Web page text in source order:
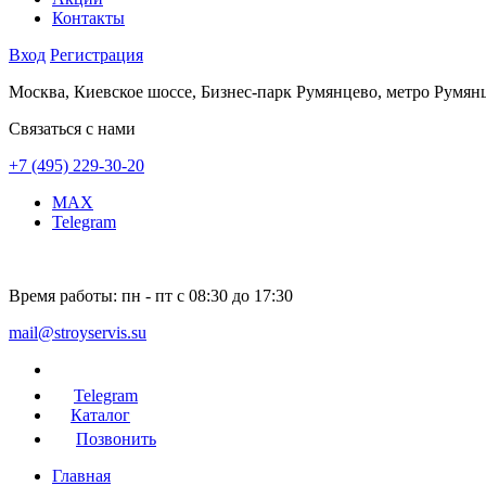
Контакты
Вход Регистрация
Москва, Киевское шоссе, Бизнес-парк Румянцево, метро
Связаться с нами
+7 (495) 229-30-20
MAX
Telegram
Время работы: пн - пт с 08:30 до 17:30
mail@stroyservis.su
Telegram
Каталог
Позвонить
Главная